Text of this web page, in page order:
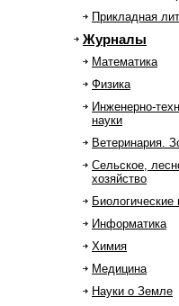
Прикладная
Журналы
Математика
Физика
Инженерно-
науки
Ветеринария.
Сельское,
хозяйство
Биологические
Информатика
Химия
Медицина
Науки о Земле